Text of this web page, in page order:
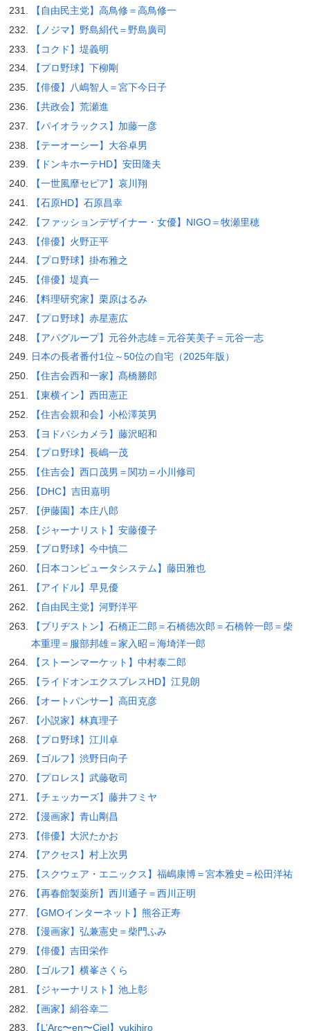
【自由民主党】高鳥修＝高鳥修一
【ノジマ】野島絹代＝野島廣司
【コクド】堤義明
【プロ野球】下柳剛
【俳優】八嶋智人＝宮下今日子
【共政会】荒瀬進
【パイオラックス】加藤一彦
【テーオーシー】大谷卓男
【ドンキホーテHD】安田隆夫
【一世風靡セピア】哀川翔
【石原HD】石原昌幸
【ファッションデザイナー・女優】NIGO＝牧瀬里穂
【俳優】火野正平
【プロ野球】掛布雅之
【俳優】堤真一
【料理研究家】栗原はるみ
【プロ野球】赤星憲広
【アパグループ】元谷外志雄＝元谷芙美子＝元谷一志
日本の長者番付1位～50位の自宅（2025年版）
【住吉会西和一家】髙橋勝郎
【東横イン】西田憲正
【住吉会親和会】小松澤英男
【ヨドバシカメラ】藤沢昭和
【プロ野球】長嶋一茂
【住吉会】西口茂男＝関功＝小川修司
【DHC】吉田嘉明
【伊藤園】本庄八郎
【ジャーナリスト】安藤優子
【プロ野球】今中慎二
【日本コンピュータシステム】藤田雅也
【アイドル】早見優
【自由民主党】河野洋平
【ブリヂストン】石橋正二郎＝石橋徳次郎＝石橋幹一郎＝柴
本重理＝服部邦雄＝家入昭＝海埼洋一郎
【ストーンマーケット】中村泰二郎
【ライドオンエクスプレスHD】江見朗
【オートパンサー】高田克彦
【小説家】林真理子
【プロ野球】江川卓
【ゴルフ】渋野日向子
【プロレス】武藤敬司
【チェッカーズ】藤井フミヤ
【漫画家】青山剛昌
【俳優】大沢たかお
【アクセス】村上次男
【スクウェア・エニックス】福嶋康博＝宮本雅史＝松田洋祐
【再春館製薬所】西川通子＝西川正明
【GMOインターネット】熊谷正寿
【漫画家】弘兼憲史＝柴門ふみ
【俳優】吉田栄作
【ゴルフ】横峯さくら
【ジャーナリスト】池上彰
【画家】絹谷幸二
【L’Arc〜en〜Ciel】yukihiro